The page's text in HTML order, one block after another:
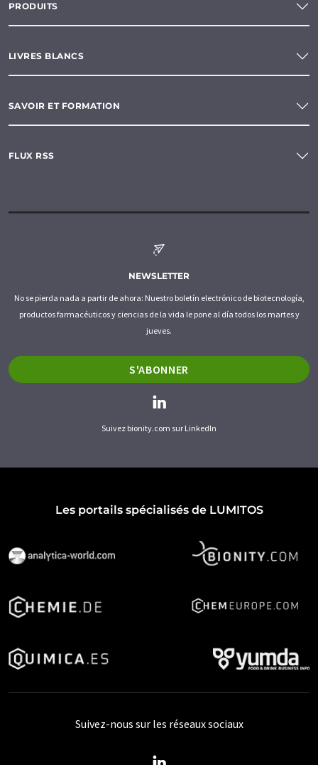
PRODUITS
LIVRES BLANCS
SAVOIR ET FORMATION
FLUX RSS
NEWSLETTER
No se pierda nada a partir de ahora: Nuestro boletín electrónico de biotecnología,
productos farmacéuticos y ciencias de la vida le pone al día todos los martes y
jueves.
S'ABONNER
Suivez bionity.com sur LinkedIn
Les portails spécialisés de LUMITOS
Suivez-nous sur les réseaux sociaux